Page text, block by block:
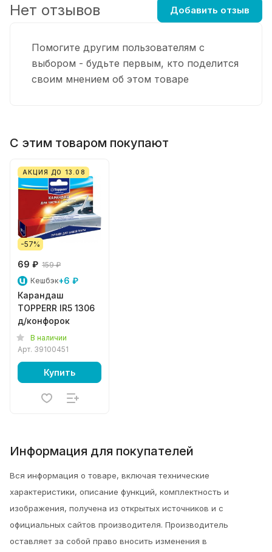
Помогите другим пользователям с
выбором - будьте первым, кто поделится
своим мнением об этом товаре
Нет отзывов Добавить отзыв
С этим товаром покупают
АКЦИЯ ДО 13.08
-57%
69 ₽ 159 ₽
Кешбэк+6 ₽
Карандаш
TOPPERR IR5 1306
д/конфорок
В наличии
Арт. 39100451
Купить
Информация для покупателей
Вся информация о товаре, включая технические
характеристики, описание функций, комплектность и
изображения, получена из открытых источников и с
официальных сайтов производителя. Производитель
оставляет за собой право вносить изменения в